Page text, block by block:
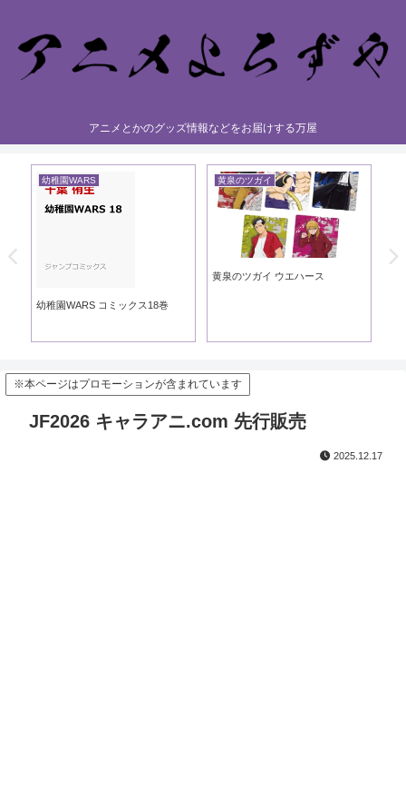
アニメとかのグッズ情報などをお届けする万屋
幼稚園WARS
幼稚園WARS コミックス18巻
黄泉のツガイ
黄泉のツガイ ウエハース
※本ページはプロモーションが含まれています
JF2026 キャラアニ.com 先行販売
2025.12.17